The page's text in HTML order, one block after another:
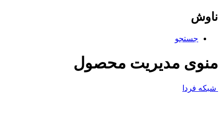
ناوش
جستجو
منوی مدیریت محصول
شبکه فردا